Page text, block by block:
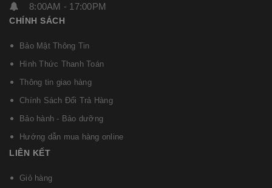
8:00AM - 17:00PM
CHÍNH SÁCH
Bảo Mật Thông Tin
Hình Thức Thanh Toán
Thông tin giao hàng
Chính Sách Đổi Trả Hàng
Bảo hành - Bảo dưỡng
Hướng dẫn mua hàng online
LIÊN KẾT
Giỏ hàng